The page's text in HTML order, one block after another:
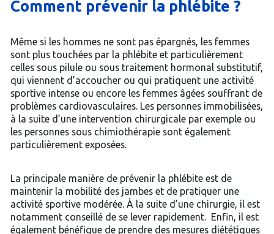
Comment prévenir la phlébite ?
Même si les hommes ne sont pas épargnés, les femmes
sont plus touchées par la phlébite et particulièrement
celles sous pilule ou sous traitement hormonal substitutif,
qui viennent d’accoucher ou qui pratiquent une activité
sportive intense ou encore les femmes âgées souffrant de
problèmes cardiovasculaires. Les personnes immobilisées,
à la suite d’une intervention chirurgicale par exemple ou
les personnes sous chimiothérapie sont également
particulièrement exposées.
La principale manière de prévenir la phlébite est de
maintenir la mobilité des jambes et de pratiquer une
activité sportive modérée. À la suite d’une chirurgie, il est
notamment conseillé de se lever rapidement. Enfin, il est
également bénéfique de prendre des mesures diététiques